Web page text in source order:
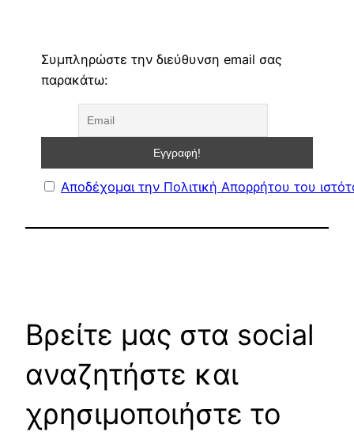
Συμπληρώστε την διεύθυνση email σας
παρακάτω:
Αποδέχομαι την Πολιτική Απορρήτου του
Βρείτε μας στα social
αναζητήστε και
χρησιμοποιήστε το